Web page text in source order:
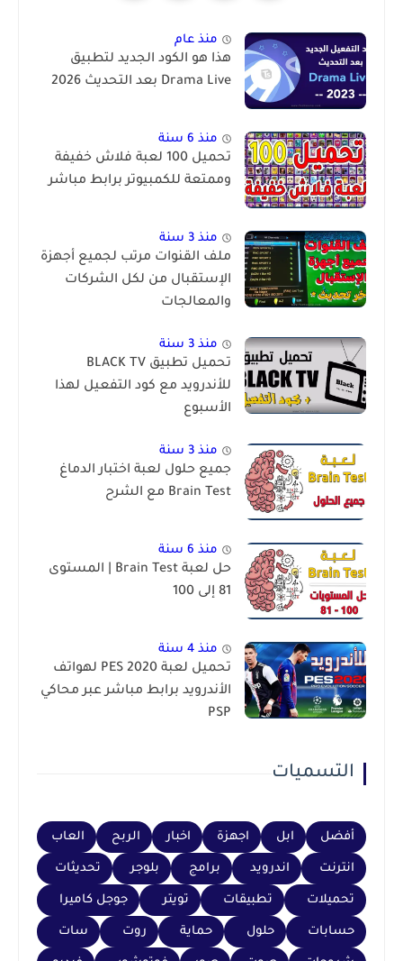
منذ عام
هذا هو الكود الجديد لتطبيق
Drama Live بعد التحديث 2026
منذ 6 سنة
تحميل 100 لعبة فلاش خفيفة
وممتعة للكمبيوتر برابط مباشر
منذ 3 سنة
ملف القنوات مرتب لجميع أجهزة
الإستقبال من لكل الشركات
والمعالجات
منذ 3 سنة
تحميل تطبيق BLACK TV
للأندرويد مع كود التفعيل لهذا
الأسبوع
منذ 3 سنة
جميع حلول لعبة اختبار الدماغ
Brain Test مع الشرح
منذ 6 سنة
حل لعبة Brain Test | المستوى
81 إلى 100
منذ 4 سنة
تحميل لعبة PES 2020 لهواتف
الأندرويد برابط مباشر عبر محاكي
PSP
التسميات
أفضل ابل اجهزة اخبار الربح العاب
انترنت اندرويد برامج بلوجر تحديثات
تحميلات تطبيقات تويتر جوجل كاميرا
حسابات حلول حماية روت سات